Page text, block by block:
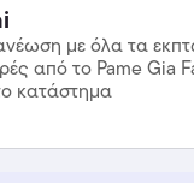
με όλα τα
από το Pame Gia
κατάστημα